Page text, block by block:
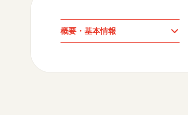
取材／視察・見学／撮影
制作室の設備
公募情報
月間スケジュール
これまでのイベント
概要・基本情報